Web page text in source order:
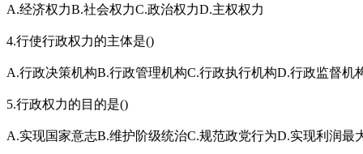
A.经济权力B.社会权力C.政治权力D.主权权力
4.行使行政权力的主体是()
A.行政决策机构B.行政管理机构C.行政执行机构D.行政监督机
5.行政权力的目的是()
A.实现国家意志B.维护阶级统治C.规范政党行为D.实现利润最